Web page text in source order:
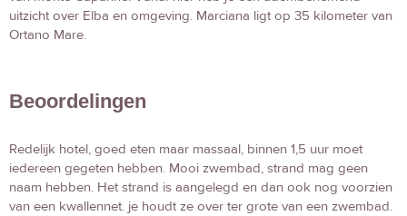
uitzicht over Elba en omgeving. Marciana ligt op 35 kilometer van
Ortano Mare.
Beoordelingen
Redelijk hotel, goed eten maar massaal, binnen 1,5 uur moet
iedereen gegeten hebben. Mooi zwembad, strand mag geen
naam hebben. Het strand is aangelegd en dan ook nog voorzien
van een kwallennet. je houdt ze over ter grote van een zwembad.